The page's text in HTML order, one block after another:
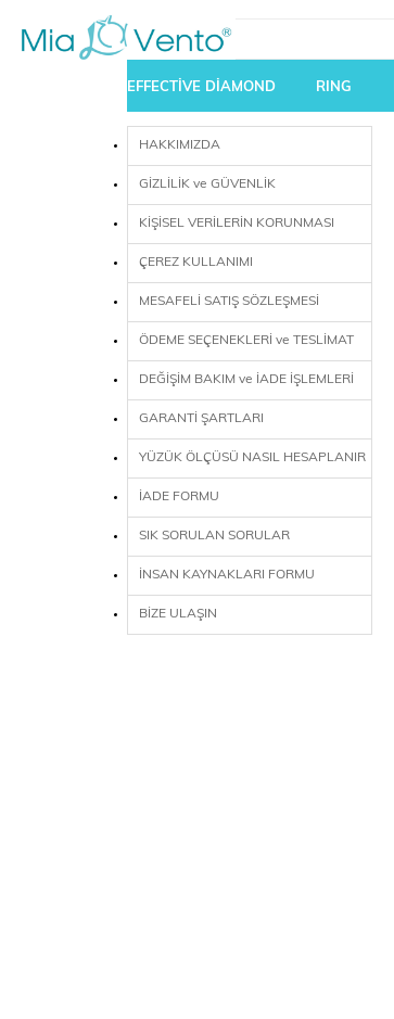
EFFECTİVE DİAMOND RING
HAKKIMIZDA
GİZLİLİK ve GÜVENLİK
KİŞİSEL VERİLERİN KORUNMASI
ÇEREZ KULLANIMI
MESAFELİ SATIŞ SÖZLEŞMESİ
ÖDEME SEÇENEKLERİ ve TESLİMAT
DEĞİŞİM BAKIM ve İADE İŞLEMLERİ
GARANTİ ŞARTLARI
YÜZÜK ÖLÇÜSÜ NASIL HESAPLANIR
İADE FORMU
SIK SORULAN SORULAR
İNSAN KAYNAKLARI FORMU
BİZE ULAŞIN